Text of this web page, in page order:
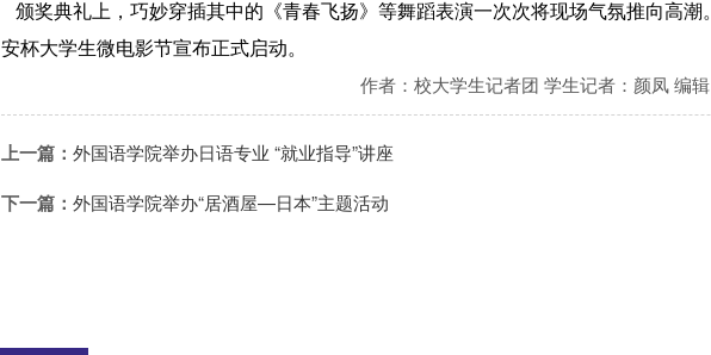
颁奖典礼上，巧妙穿插其中的《青春飞扬》等舞蹈表演一次次将现场气氛推向高潮
安杯大学生微电影节宣布正式启动。
作者：校大学生记者团 学生记者：颜凤 编
上一篇： 外国语学院举办日语专业 “就业指导”讲座
下一篇： 外国语学院举办“居酒屋—日本”主题活动